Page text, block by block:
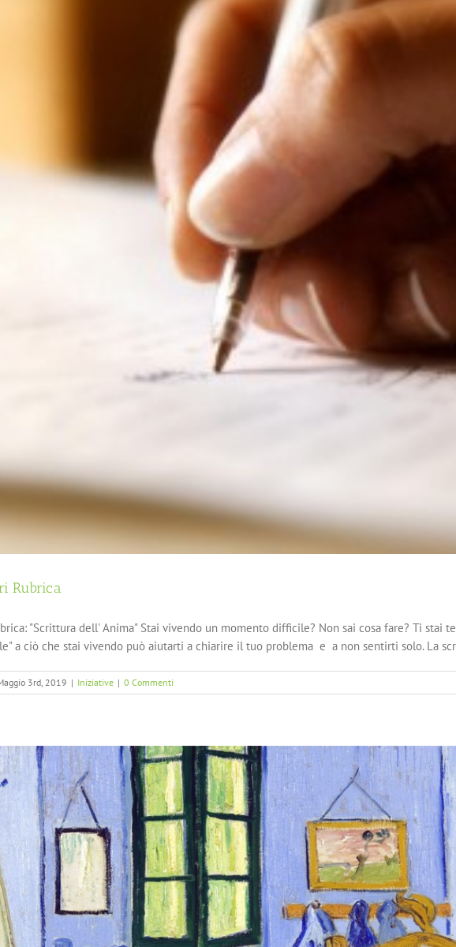
Rubrica
"Scrittura dell' Anima" Stai vivendo un momento difficile? Non sai cosa fare? Ti stai
a ciò che stai vivendo può aiutarti a chiarire il tuo problema e a non sentirti solo. La
3rd, 2019 | Iniziative | 0 Commenti